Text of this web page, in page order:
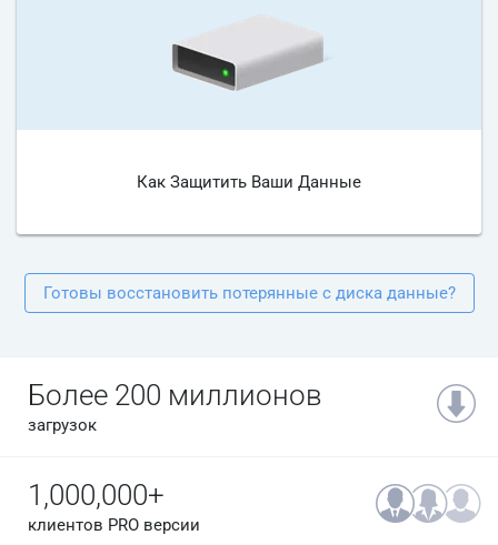
Как Защитить Ваши Данные
Готовы восстановить потерянные с диска данные?
Более 200 миллионов
загрузок
1,000,000+
клиентов PRO версии